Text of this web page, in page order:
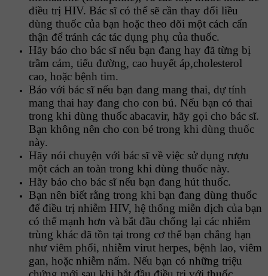
điều trị HIV. Bác sĩ có thể sẽ cần thay đổi liều
dùng thuốc của bạn hoặc theo dõi một cách cẩn
thận để tránh các tác dụng phụ của thuốc.
Hãy báo cho bác sĩ nếu bạn đang hay đã từng bị
trầm cảm, tiểu đường, cao huyết áp,cholesterol
cao, hoặc bệnh tim.
Báo với bác sĩ nếu bạn đang mang thai, dự tính
mang thai hay đang cho con bú. Nếu bạn có thai
trong khi dùng thuốc abacavir, hãy gọi cho bác sĩ.
Bạn không nên cho con bé trong khi dùng thuốc
này.
Hãy nói chuyện với bác sĩ về việc sử dụng rượu
một cách an toàn trong khi dùng thuốc này.
Hãy báo cho bác sĩ nếu bạn đang hút thuốc.
Bạn nên biết rằng trong khi bạn đang dùng thuốc
để điều trị nhiễm HIV, hệ thống miễn dịch của bạn
có thể mạnh hơn và bắt đầu chống lại các nhiễm
trùng khác đã tồn tại trong cơ thể bạn chẳng hạn
như viêm phổi, nhiễm virut herpes, bệnh lao, viêm
gan, hoặc nhiễm nấm. Nếu bạn có những triệu